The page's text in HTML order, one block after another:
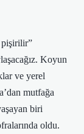
pişirilir”
Koyun
ve yerel
mutfağa
biri
oldu.